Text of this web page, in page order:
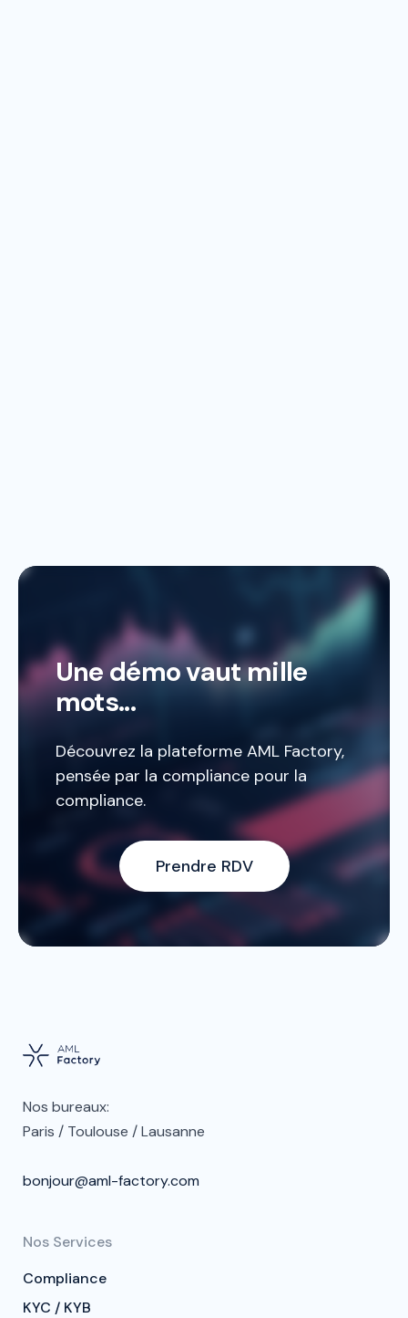
Une démo vaut mille
mots...
Découvrez la plateforme AML Factory,
pensée par la compliance pour la
compliance.
Prendre RDV
Nos bureaux:
Paris / Toulouse / Lausanne
bonjour@aml-factory.com
Nos Services
Compliance
KYC / KYB